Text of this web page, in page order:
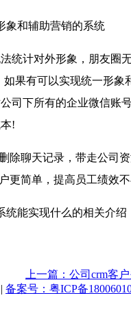
和辅助营销的系统
计对外形象，朋友圈无
果有可以实现统一形
司下所有的企业微信账
!
聊天记录，带走公司资
更简单，提高员工绩效
能实现什么的相关介绍
上一篇：公司crm客
| 备案号：粤ICP备